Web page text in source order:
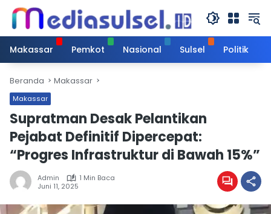
Langsung
konten
Makassar
Pemkot Nasional Sulsel Politik
Beranda Makassar
Makassar
Supratman Desak Pelantikan
Pejabat Definitif Dipercepat:
“Progres Infrastruktur di Bawah 15%”
Admin
1 Min Baca
Juni 11, 2025